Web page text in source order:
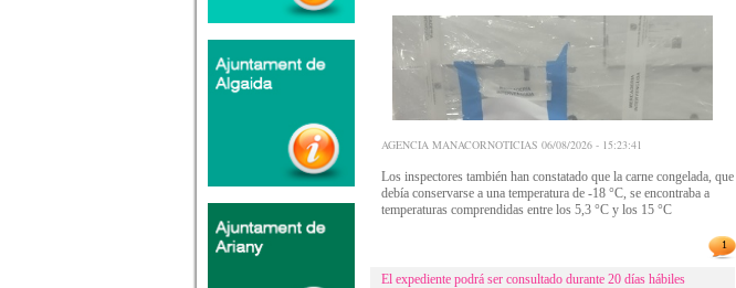
AGENCIA MANACORNOTICIAS 06/08/2026 - 15:23:41
Los inspectores también han constatado que la carne congelada, que
debía conservarse a una temperatura de -18 °C, se encontraba a
temperaturas comprendidas entre los 5,3 °C y los 15 °C
1
El expediente podrá ser consultado durante 20 días hábiles